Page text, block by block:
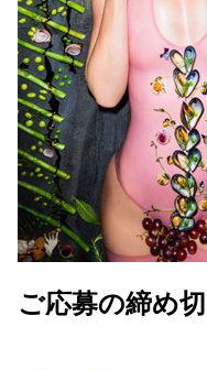
ご応募の締め切